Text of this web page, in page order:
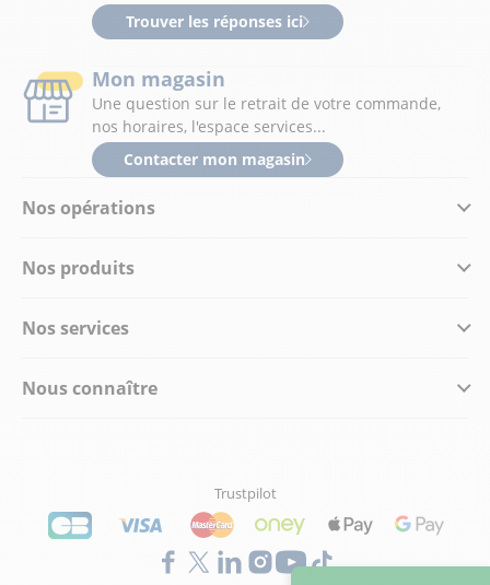
Nos opérations
Nos produits
Nos services
Nous connaître
Trouver les réponses ici
Mon magasin
Une question sur le retrait de votre commande,
nos horaires, l'espace services...
Contacter mon magasin
Trustpilot